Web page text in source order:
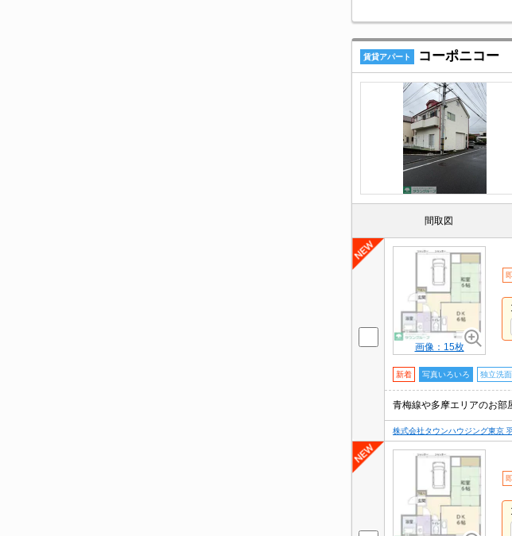
賃貸アパート コーポニコー
間取図
画像：15枚
新着 写真いろいろ 独立洗
青梅線や多摩エリアのお部
株式会社タウンハウジング東京